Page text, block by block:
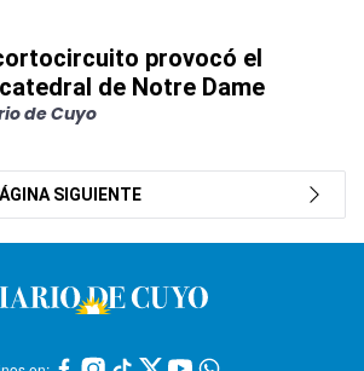
provocó el
de Notre Dame
de Cuyo
SIGUIENTE